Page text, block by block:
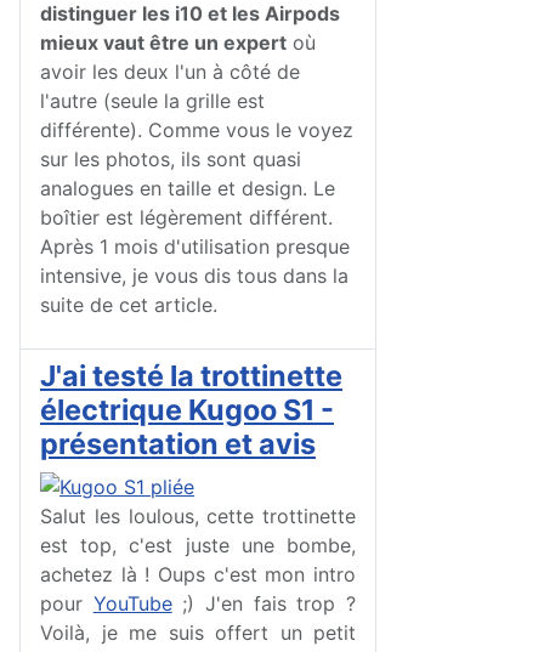
distinguer les i10 et les Airpods
mieux vaut être un expert où
avoir les deux l'un à côté de
l'autre (seule la grille est
différente). Comme vous le voyez
sur les photos, ils sont quasi
analogues en taille et design. Le
boîtier est légèrement différent.
Après 1 mois d'utilisation presque
intensive, je vous dis tous dans la
suite de cet article.
J'ai testé la trottinette
électrique Kugoo S1 -
présentation et avis
Salut les loulous, cette trottinette
est top, c'est juste une bombe,
achetez là ! Oups c'est mon intro
pour YouTube;) J'en fais trop ?
Voilà, je me suis offert un petit